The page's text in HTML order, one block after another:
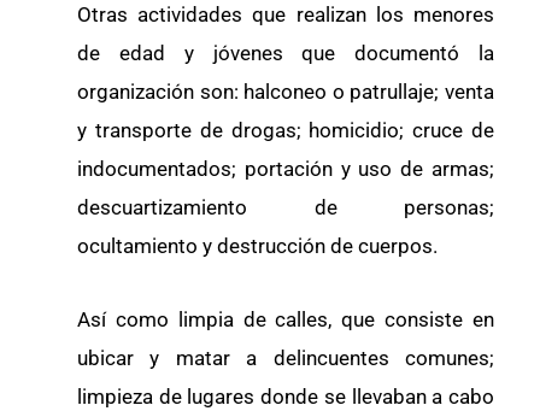
Otras actividades que realizan los menores
de edad y jóvenes que documentó la
organización son: halconeo o patrullaje; venta
y transporte de drogas; homicidio; cruce de
indocumentados; portación y uso de armas;
descuartizamiento de personas;
ocultamiento y destrucción de cuerpos.
Así como limpia de calles, que consiste en
ubicar y matar a delincuentes comunes;
limpieza de lugares donde se llevaban a cabo